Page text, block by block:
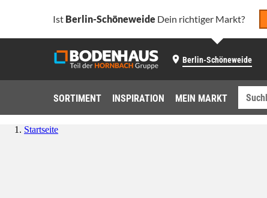
Ist Berlin-Schöneweide Dein richtiger Markt?
Berlin-Schöneweide
SORTIMENT INSPIRATION MEIN MARKT
Startseite